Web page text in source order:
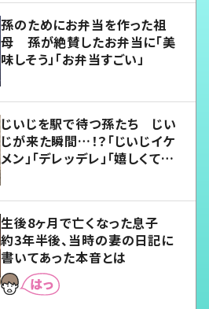
孫のためにお弁当を作った祖
母 孫が絶賛したお弁当に「美
味しそう」「お弁当すごい」
じいじを駅で待つ孫たち じい
じが来た瞬間…！？「じいじイケ
メン」「デレッデレ」「嬉しくて可
生後8ヶ月で亡くなった息子
約3年半後、当時の妻の日記に
書いてあった本音とは